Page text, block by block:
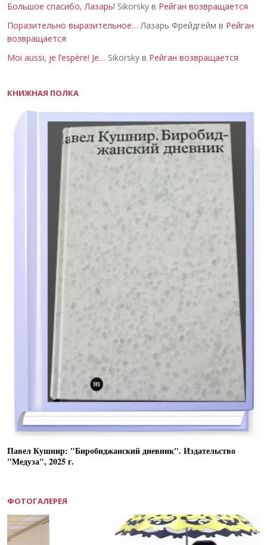
Большое спасибо, Лазарь! Sikorsky в Рейган возвращается
Поразительно выразительное… Лазарь Фрейдгейм в Рейган
возвращается
Moi aussi, je l’espère! Je… Sikorsky в Рейган возвращается
КНИЖНАЯ ПОЛКА
Павел Кушнир: "Биробиджанский дневник". Издательство
"Медуза", 2025 г.
ФОТОГАЛЕРЕЯ